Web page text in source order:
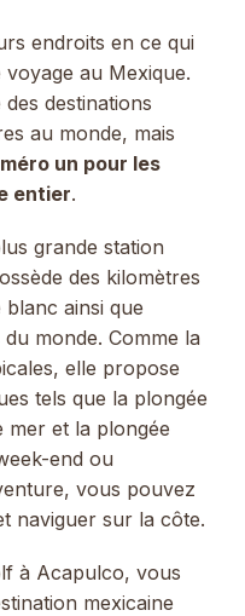
endroits en ce qui
au Mexique.
des destinations
au monde, mais
un pour les
entier.
grande station
des kilomètres
ainsi que
monde. Comme la
elle propose
tels que la plongée
mer et la plongée
end ou
vous pouvez
naviguer sur la côte.
à Acapulco, vous
mexicaine